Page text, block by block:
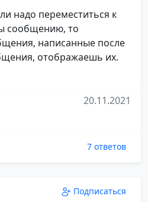
надо переместиться к
сообщению, то
написанные после
отображаешь их.
20.11.2021
7 ответов
Подписаться